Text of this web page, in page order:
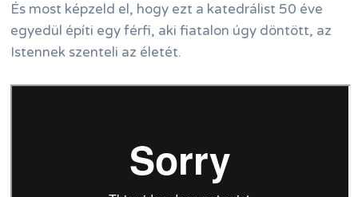
És most képzeld el, hogy ezt a katedrálist 50 éve
egyedül építi egy férfi, aki fiatalon úgy döntött, az
Istennek szenteli az életét.